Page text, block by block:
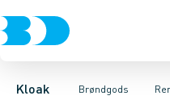
Kloak Brøndgods
Rør & fittingsBrønde
Kegler, dæksler & topringe
Ø280 mm Ø300 mmØ315